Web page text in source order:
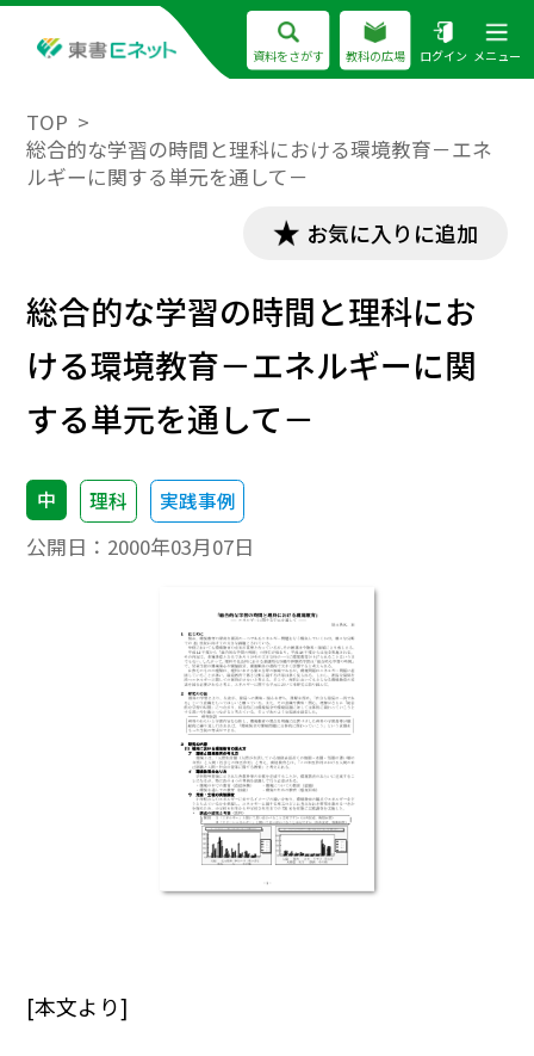
資料をさがす 教科の広場 ログイン メニュー
TOP
総合的な学習の時間と理科における環境教育－エネ
ルギーに関する単元を通して－
お気に入りに追加
総合的な学習の時間と理科にお
ける環境教育－エネルギーに関
する単元を通して－
中 理科 実践事例
公開日： 2000年03月07日
[本文より]